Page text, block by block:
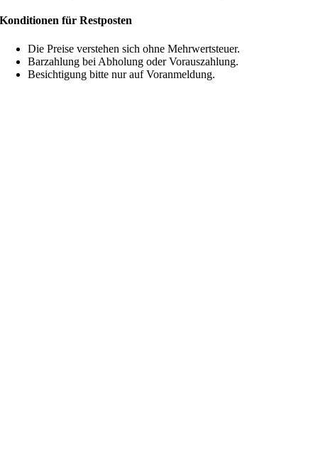
Konditionen für Restposten
Die Preise verstehen sich ohne Mehrwertsteuer.
Barzahlung bei Abholung oder Vorauszahlung.
Besichtigung bitte nur auf Voranmeldung.